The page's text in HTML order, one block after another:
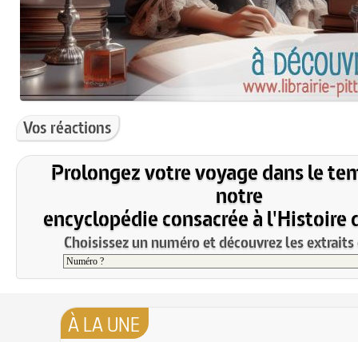
Vos réactions
Prolongez votre voyage dans le
notre
encyclopédie consacrée à l'Histoire
Choisissez un numéro et découvrez les
À LA UNE